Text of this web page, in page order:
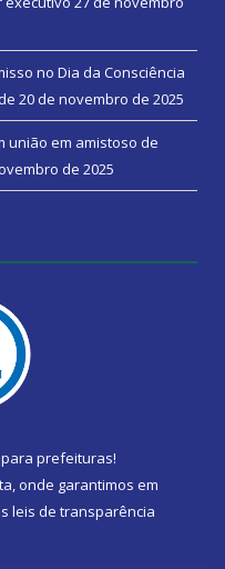
no Dia da Consciência
20 de novembro de 2025
união em amistoso de
de 2025
prefeituras!
onde garantimos em
leis de transparência